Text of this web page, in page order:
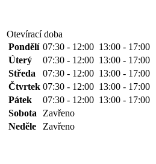
Otevírací doba
Pondělí 07:30 - 12:00 13:00 - 17:00
Úterý
07:30 - 12:00 13:00 - 17:00
Středa
07:30 - 12:00 13:00 - 17:00
Čtvrtek 07:30 - 12:00 13:00 - 17:00
Pátek
07:30 - 12:00 13:00 - 17:00
Sobota
Zavřeno
Neděle
Zavřeno